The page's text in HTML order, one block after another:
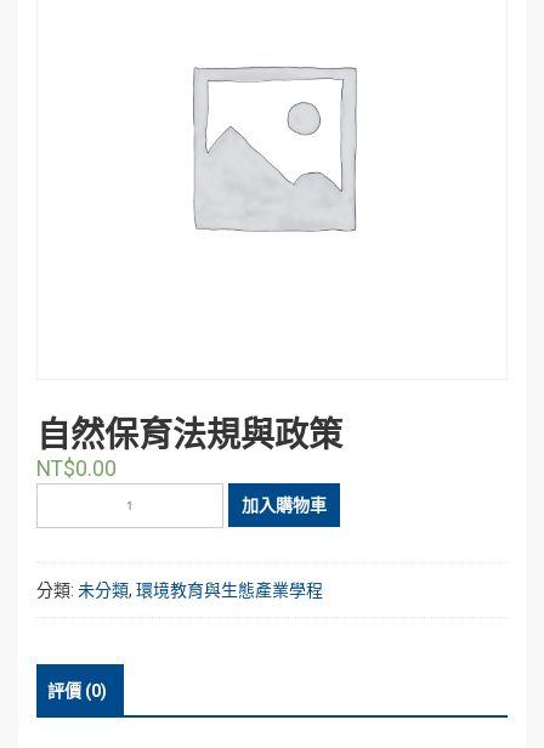
自然保育法規與政策
NT$0.00
然
育
法
政
加入購物車
分類: 未分類, 環境教育與生態產業學程
評價 (0)